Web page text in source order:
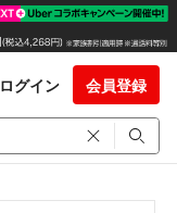
ログイン 会員登録